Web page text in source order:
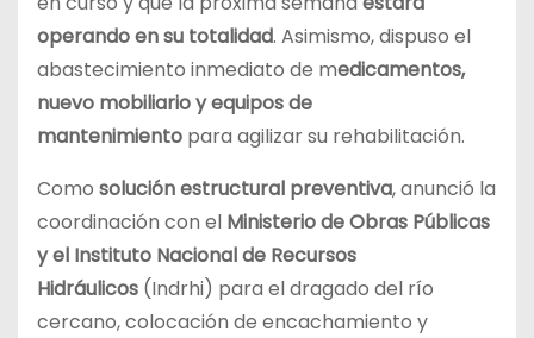
operando en su totalidad. Asimismo, dispuso el
abastecimiento inmediato de medicamentos,
nuevo mobiliario y equipos de
mantenimiento para agilizar su rehabilitación.
Como solución estructural preventiva, anunció la
coordinación con el Ministerio de Obras Públicas
y el Instituto Nacional de Recursos
Hidráulicos (Indrhi) para el dragado del río
cercano, colocación de encachamiento y